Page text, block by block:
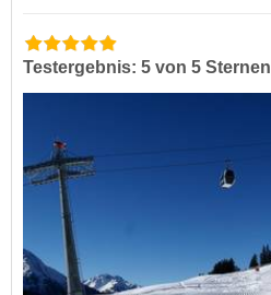
Testergebnis: 5 von 5 Sternen